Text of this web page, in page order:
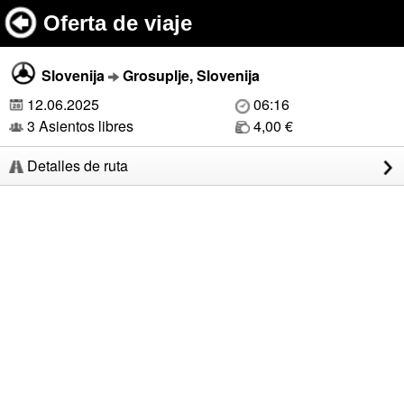
Oferta de viaje
Slovenija
Grosuplje, Slovenija
12.06.2025
06:16
3 Asientos libres
4,00 €
Detalles de ruta